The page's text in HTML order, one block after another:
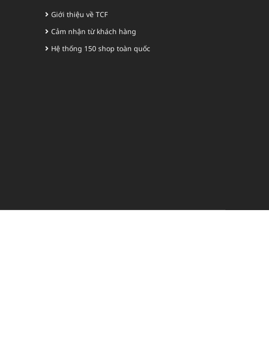
Giới thiệu về TCF
Cảm nhận từ khách hàng
Hệ thống 150 shop toàn quốc